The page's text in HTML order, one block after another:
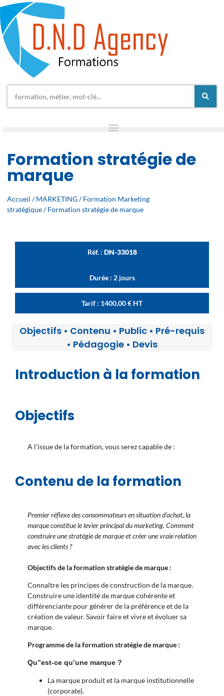
Formation stratégie de
marque
Accueil /MARKETING/Formation Marketing
stratégique/ Formation stratégie de marque
Réf. : DN-33018
Durée : 2 jours
Tarif : 1400,00€ HT
Objectifs • Contenu • Public • Pré-requis
• Pédagogie • Devis
Introduction à la formation
Objectifs
A l’issue de la formation, vous serez capable de :
Contenu de la formation
Premier réflexe des consommateurs en situation d’achat, la
marque constitue le levier principal du marketing. Comment
construire une stratégie de marque et créer une vraie relation
avec les clients ?
Objectifs de la formation stratégie de marque :
Connaître les principes de construction de la marque.
Construire une identité de marque cohérente et
différenciante pour générer de la préférence et de la
création de valeur. Savoir faire et vivre et évoluer sa
marque.
Programme de la formation stratégie de marque :
Qu’’est-ce qu’une marque ?
La marque produit et la marque institutionnelle
(corporate).